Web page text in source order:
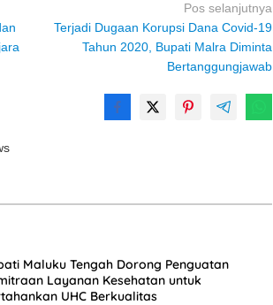
Pos selanjutnya
Terjadi Dugaan Korupsi Dana Covid-19
Tahun 2020, Bupati Malra Diminta
Bertanggungjawab
Maluku Tengah Dorong Penguatan
Layanan Kesehatan untuk
UHC Berkualitas